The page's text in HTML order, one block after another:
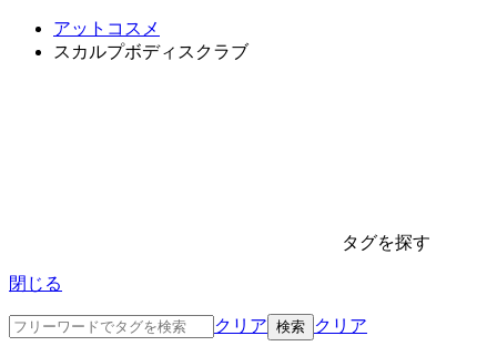
アットコスメ
スカルプボディスクラブ
タグを探す
閉じる
クリア クリア